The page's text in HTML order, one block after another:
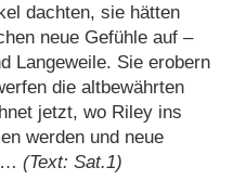
dachten, sie hätten
neue Gefühle auf –
Langeweile. Sie erobern
die altbewährten
jetzt, wo Riley ins
werden und neue
… (Text: Sat.1)